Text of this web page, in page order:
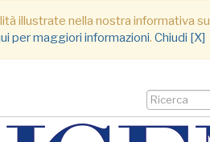
illustrate nella nostra informativa
per maggiori informazioni. Chiudi [X]